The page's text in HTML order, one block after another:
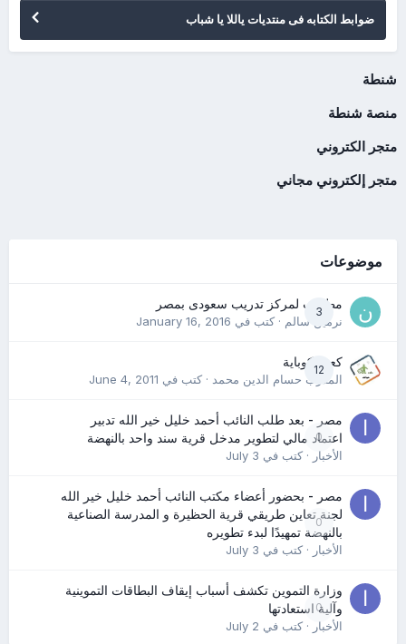
ضوابط الكتابه فى منتديات ياللا يا شباب
شنطة
منصة شنطة
متجر الكتروني
متجر إلكتروني مجاني
موضوعات
3
مطلوب لمركز تدريب سعودى بمصر
نرمين سالم· كتب في January 16, 2016
12
كعب كوباية
المدرب حسام الدين محمد· كتب في June 4, 2011
0
مصر - بعد طلب النائب أحمد خليل خير الله تدبير
اعتماد مالي لتطوير مدخل قرية سند واحد بالنهضة
الأخبار· كتب في July 3
0
مصر - بحضور أعضاء مكتب النائب أحمد خليل خير الله
لجنة تعاين طريقي قرية الحظيرة و المدرسة الصناعية
بالنهضة تمهيدًا لبدء تطويره
الأخبار· كتب في July 3
0
وزارة التموين تكشف أسباب إيقاف البطاقات التموينية
وآلية استعادتها
الأخبار· كتب في July 2